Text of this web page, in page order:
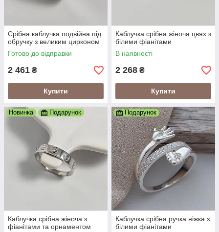
Срібна каблучка подвійна під
обручку з великим цирконом
Готово до відправки
2 461 ₴
Купити
Каблучка срібна жіноча цвях з
білими фіанітами
В наявності
2 268 ₴
Купити
Новинка Подарунок
Каблучка срібна жіноча з
фіанітами та орнаментом
Подарунок
Каблучка срібна ручка ніжка з
білими фіанітами